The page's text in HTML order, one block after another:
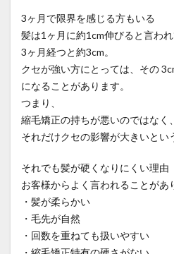
3ヶ月で限界を感じる方もいる
髪は1ヶ月に約1cm伸びると言われ
3ヶ月経つと約3cm。
クセが強い方にとっては、その
になることがあります。
つまり、
縮毛矯正の持ちが悪いのではなく、
それだけクセの影響が大きいとい
それでも髪が硬くなりにくい理由
お客様からよく言われることがあ
・髪が柔らかい
・毛先が自然
・回数を重ねても扱いやすい
トップピース活用
なぜ？
ビビリ毛の原因
プレス圧と
ヘアアイロンのダメージ
まとめサイトの裏側
メンテナンス
中学の校則対策
予約表の仕組み
低価格サロ
再生毛
再生毛のタイムライン
出産前メンテナンス
分け目
前髪縮毛矯正
医療と美容の架け橋
回復美容と髪質研究
回復美